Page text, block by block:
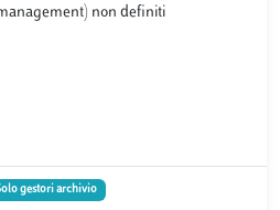
non definiti
gestori archivio